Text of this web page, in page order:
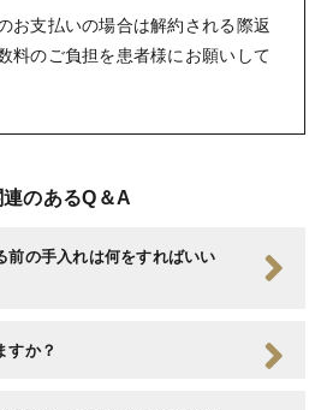
お支払いの場合は解約される際返
料のご負担を患者様にお願いして
連のあるQ＆A
前の手入れは何をすればいい
すか？